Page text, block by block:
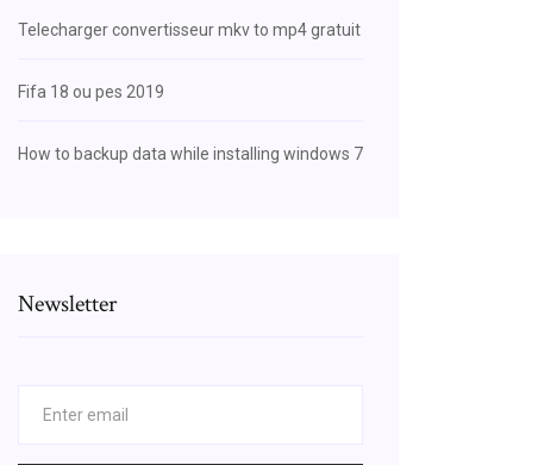
Telecharger convertisseur mkv to mp4 gratuit
Fifa 18 ou pes 2019
How to backup data while installing windows 7
Newsletter